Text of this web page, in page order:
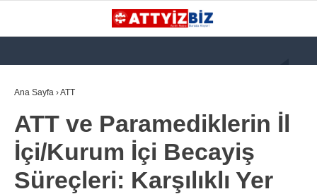
KATEGORİLER
GÜNDEM
112 ACİL
Ana Sayfa ›ATT
ATT ve Paramediklerin İl
İçi/Kurum İçi Becayiş
Süreçleri: Karşılıklı Yer